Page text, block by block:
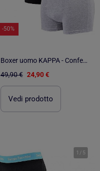
-50%
Boxer uomo KAPPA - Confezione da 4
49,90 € 24,90 €
Vedi prodotto
1 / 5